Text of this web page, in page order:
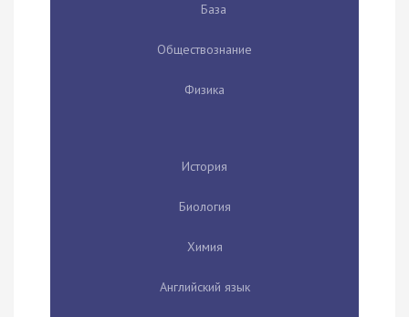
База
Обществознание
Физика
История
Биология
Химия
Английский язык